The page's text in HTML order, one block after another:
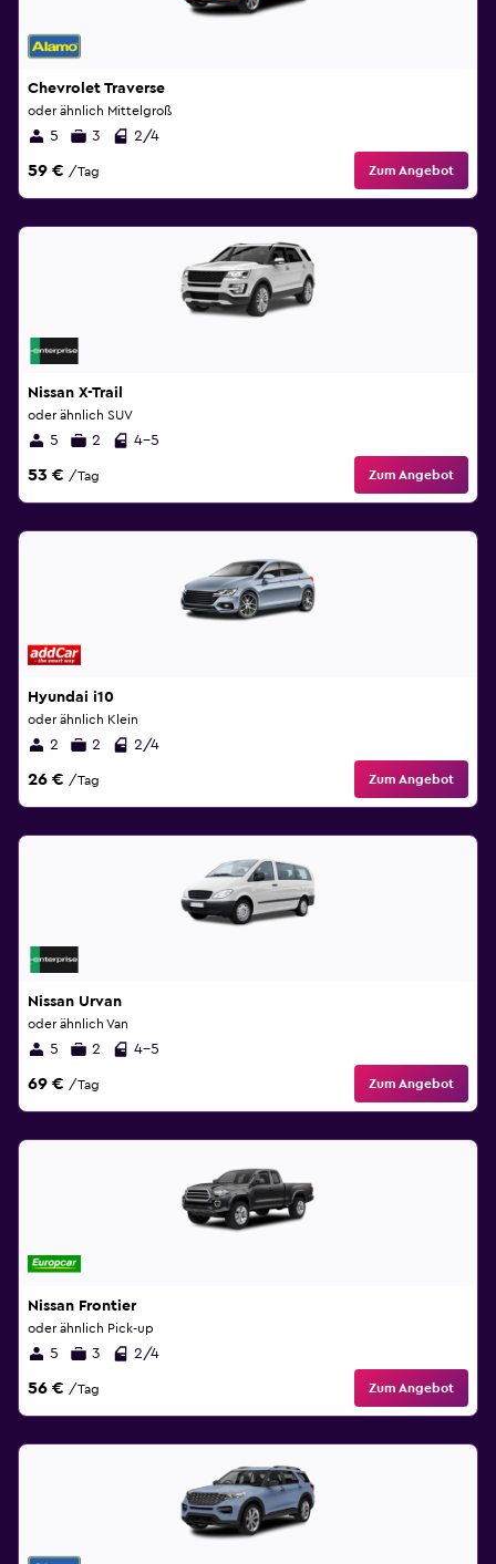
Chevrolet Traverse
oder ähnlich Mittelgroß
5 3 2/4
59 € /Tag Zum Angebot
Nissan X-Trail
oder ähnlich SUV
5 2 4-5
53 € /Tag Zum Angebot
Hyundai i10
oder ähnlich Klein
2 2 2/4
26 € /Tag Zum Angebot
Nissan Urvan
oder ähnlich Van
5 2 4-5
69 € /Tag Zum Angebot
Nissan Frontier
oder ähnlich Pick-up
5 3 2/4
56 € /Tag Zum Angebot